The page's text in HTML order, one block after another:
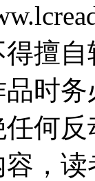
擅
时
何
，